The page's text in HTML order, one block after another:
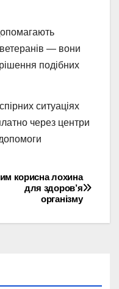
ветеранів — вони
подібних
ситуаціях
через центри
корисна лохина
для здоров’я
організму